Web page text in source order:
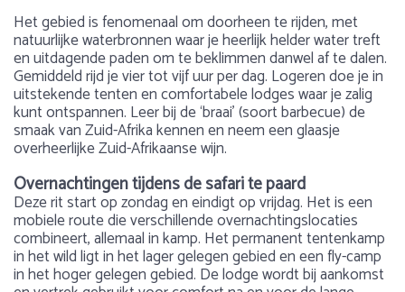
Het gebied is fenomenaal om doorheen te rijden, met
natuurlijke waterbronnen waar je heerlijk helder water treft
en uitdagende paden om te beklimmen danwel af te dalen.
Gemiddeld rijd je vier tot vijf uur per dag. Logeren doe je in
uitstekende tenten en comfortabele lodges waar je zalig
kunt ontspannen. Leer bij de ‘braai’ (soort barbecue) de
smaak van Zuid-Afrika kennen en neem een glaasje
overheerlijke Zuid-Afrikaanse wijn.
Overnachtingen tijdens de safari te paard
Deze rit start op zondag en eindigt op vrijdag. Het is een
mobiele route die verschillende overnachtingslocaties
combineert, allemaal in kamp. Het permanent tentenkamp
in het wild ligt in het lager gelegen gebied en een fly-camp
in het hoger gelegen gebied. De lodge wordt bij aankomst